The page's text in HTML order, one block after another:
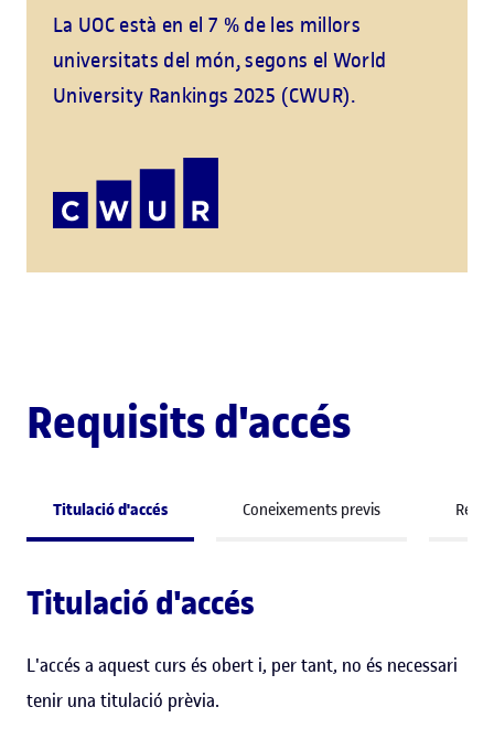
La UOC està en el 7 % de les millors
universitats del món, segons el World
University Rankings 2025 (CWUR).
Requisits d'accés
Titulació d'accés Coneixements previs
Titulació d'accés
L'accés a aquest curs és obert i, per tant, no és necessari
tenir una titulació prèvia.